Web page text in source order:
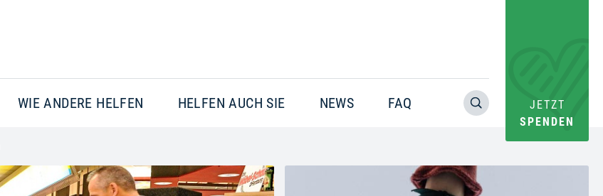
WIE ANDERE HELFEN HELFEN AUCH SIE NEWS FAQ
JETZT
SPENDEN